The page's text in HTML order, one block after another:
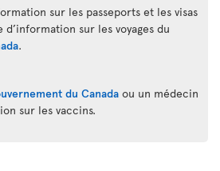
sur les passeports et les visas
sur les voyages du
.
du Canada ou un médecin
sur les vaccins.